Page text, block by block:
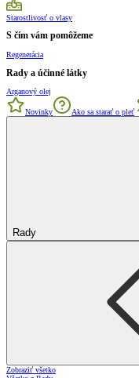
Starostlivosť o vlasy
S čím vám pomôžeme
Regenerácia
Rady a účinné látky
Arganový olej
Novinky Ako sa starať o pleť
Rady
Zobraziť všetko